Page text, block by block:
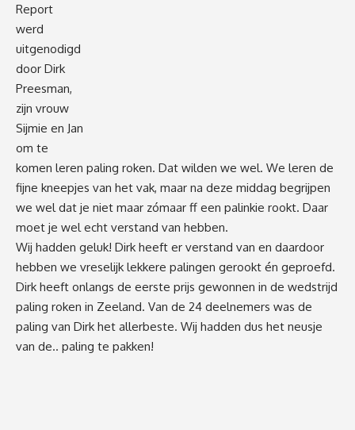
Report
werd
uitgenodigd
door Dirk
Preesman,
zijn vrouw
Sijmie en Jan
om te
komen leren paling roken. Dat wilden we wel. We leren de
fijne kneepjes van het vak, maar na deze middag begrijpen
we wel dat je niet maar zómaar ff een palinkie rookt. Daar
moet je wel echt verstand van hebben.
Wij hadden geluk! Dirk heeft er verstand van en daardoor
hebben we vreselijk lekkere palingen gerookt én geproefd.
Dirk heeft onlangs de eerste prijs gewonnen in de wedstrijd
paling roken in Zeeland. Van de 24 deelnemers was de
paling van Dirk het allerbeste. Wij hadden dus het neusje
van de.. paling te pakken!